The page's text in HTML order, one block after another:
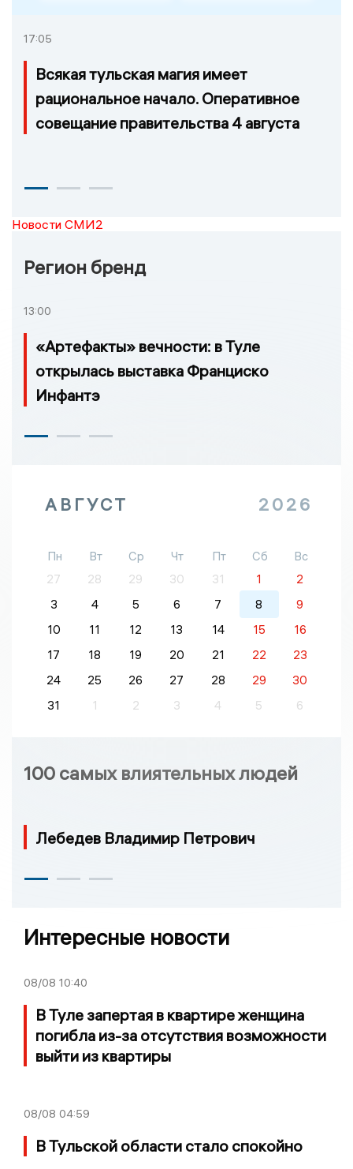
17:05
Всякая тульская магия имеет
рациональное начало. Оперативное
совещание правительства 4 августа
Новости СМИ2
Регион бренд
13:00
«Артефакты» вечности: в Туле
открылась выставка Франциско
Инфантэ
АВГУСТ 2026
Пн Вт Ср Чт Пт Сб
Вс
27
28 29 30 31 1
2
3
4 5 6 7 8
9
10
11 12 13 14 15
16
17
18 19 20 21 22
23
24
25 26 27 28 29
30
31
1 2 3 4 5 6
100 самых влиятельных людей
Лебедев Владимир Петрович
Интересные новости
08/08 10:40
В Туле запертая в квартире женщина
погибла из-за отсутствия возможности
выйти из квартиры
08/08 04:59
В Тульской области стало спокойно